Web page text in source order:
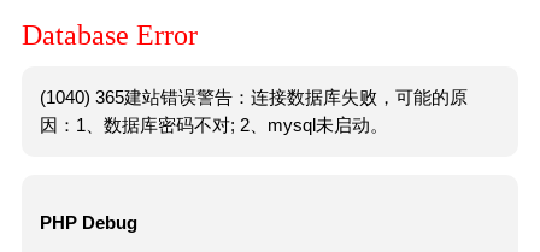
Database Error
(1040) 365建站错误警告：连接数据库失败，可能的原
因：1、数据库密码不对; 2、mysql未启动。
PHP Debug